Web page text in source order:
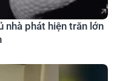
nhà phát hiện trăn lớn